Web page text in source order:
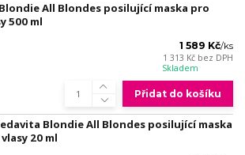
All Blondes posilující maska pro
500 ml
1 589 Kč/ks
1 313 Kč bez DPH
Skladem
Přidat do košíku
Blondie All Blondes posilující maska
20 ml